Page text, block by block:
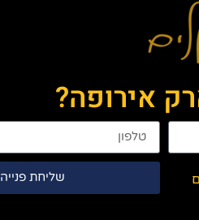
אירופה?
שליחת פנייה